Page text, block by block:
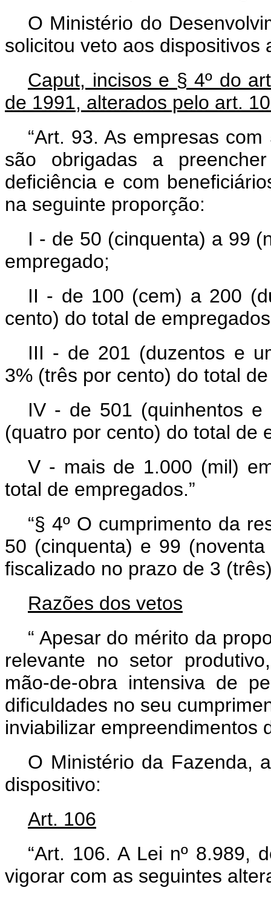
O Ministério do
solicitou veto aos dispositivos
Caput, incisos e § 4º do
de 1991, alterados pelo art.
“Art. 93. As empresas
são obrigadas a
deficiência e com
na seguinte proporção:
I - de 50 (cinquenta) a 99
empregado;
II - de 100 (cem) a 200
cento) do total de
III - de 201 (duzentos e
3% (três por cento) do total
IV - de 501 (quinhentos
(quatro por cento) do total de
V - mais de 1.000 (mil)
total de empregados.”
“§ 4º O cumprimento da
50 (cinquenta) e 99
fiscalizado no prazo de 3
Razões dos vetos
“ Apesar do mérito da
relevante no setor
mão-de-obra intensiva de
dificuldades no seu
inviabilizar empreendimentos
O Ministério da Fazenda,
dispositivo:
Art. 106
“Art. 106. A Lei nº 8.989,
vigorar com as seguintes